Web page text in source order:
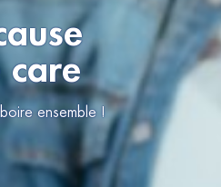
care
ensemble !